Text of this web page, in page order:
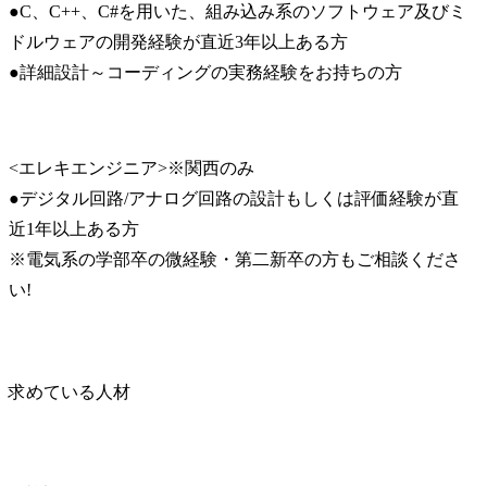
●C、C++、C#を用いた、組み込み系のソフトウェア及びミ
ドルウェアの開発経験が直近3年以上ある方
●詳細設計～コーディングの実務経験をお持ちの方
<エレキエンジニア>※関西のみ
●デジタル回路/アナログ回路の設計もしくは評価経験が直
近1年以上ある方
※電気系の学部卒の微経験・第二新卒の方もご相談くださ
い!
求めている人材